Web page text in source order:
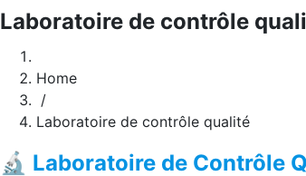
Laboratoire de contrôle
Home
/
Laboratoire de contrôle qualité
🔬 Laboratoire de Contrôle